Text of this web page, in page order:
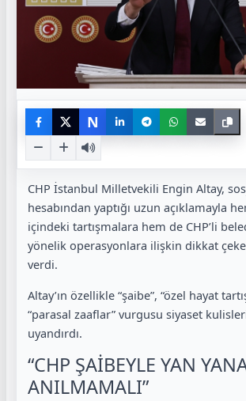
N
CHP İstanbul Milletvekili Engin Altay,
hesabından yaptığı uzun açıklamayla
içindeki tartışmalara hem de CHP’li
yönelik operasyonlara ilişkin dikkat
verdi.
Altay’ın özellikle “şaibe”, “özel hayat
“parasal zaaflar” vurgusu siyaset
uyandırdı.
“CHP ŞAİBEYLE YAN
ANILMAMALI”